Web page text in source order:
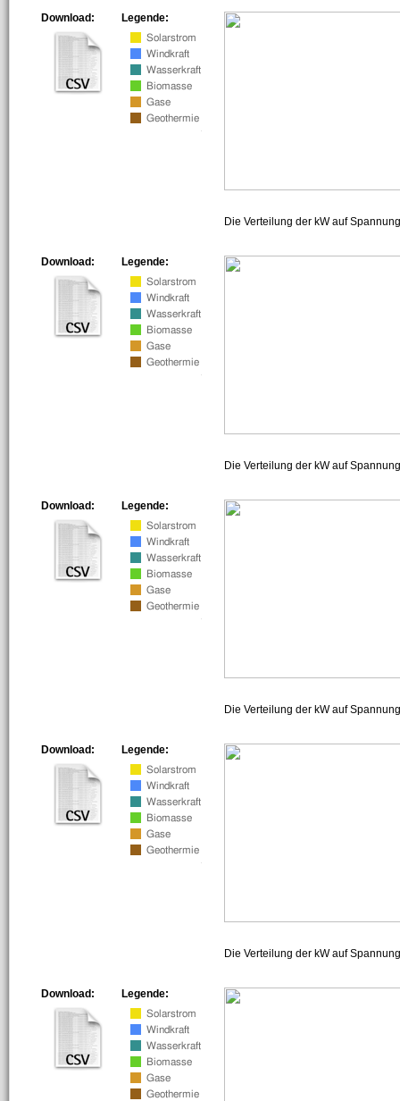
Legende:
Download:
Die Verteilung der kW auf
Legende:
Download:
Die Verteilung der kW auf
Legende:
Download:
Die Verteilung der kW auf
Legende:
Download:
Die Verteilung der kW auf
Legende:
Download: